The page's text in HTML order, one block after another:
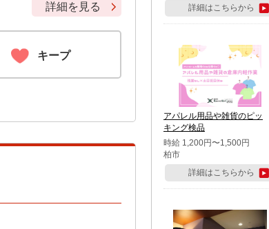
詳細を見る
キープ
詳細はこちらから
アパレル用品や雑貨のピッ
キング検品
時給 1,200円〜1,500円
柏市
詳細はこちらから